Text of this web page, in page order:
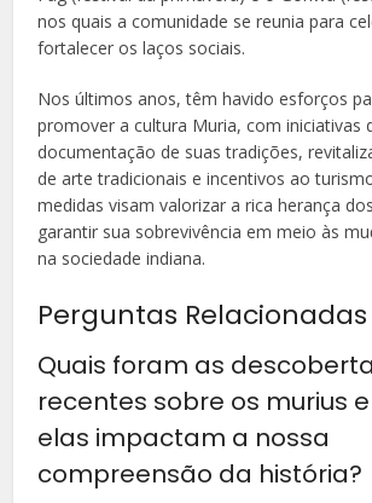
nos quais a comunidade se reunia para
fortalecer os laços sociais.
Nos últimos anos, têm havido esforços
promover a cultura Muria, com iniciativas
documentação de suas tradições,
de arte tradicionais e incentivos ao
medidas visam valorizar a rica herança
garantir sua sobrevivência em meio às
na sociedade indiana.
Perguntas Relacionadas
Quais foram as
recentes sobre os murius
elas impactam a nossa
compreensão da história?